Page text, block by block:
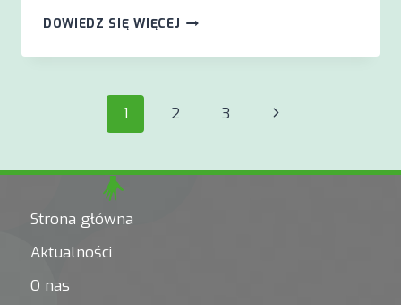
DOWIEDZ SIĘ WIĘCEJ
OCALONE
TŁUMACZENIA
Nawigacja1 2 3
Następna
Strona główna
Aktualności
O nas